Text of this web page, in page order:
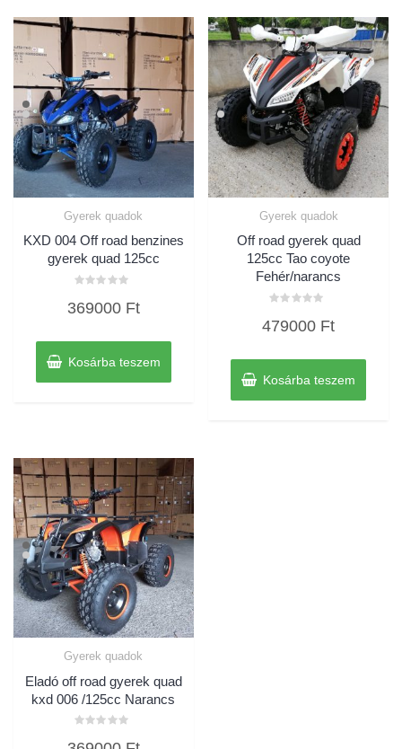
Gyerek quadok
KXD 004 Off road benzines
gyerek quad 125cc
0
369000 Ft
Kosárba teszem
Gyerek quadok
Off road gyerek quad
125cc Tao coyote
Fehér/narancs
0
479000 Ft
Kosárba teszem
Gyerek quadok
Eladó off road gyerek quad
kxd 006 /125cc Narancs